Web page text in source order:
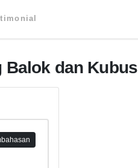
Balok dan Kubus